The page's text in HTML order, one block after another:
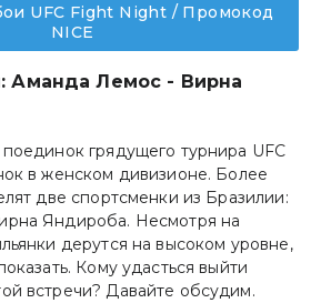
UFC Fight Night / Промокод
NICE
Аманда Лемос - Вирна
поединок грядущего турнира UFC
в женском дивизионе. Более
две спортсменки из Бразилии:
Яндироба. Несмотря на
дерутся на высоком уровне,
Кому удасться выйти
встречи? Давайте обсудим.